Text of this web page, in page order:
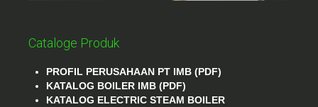
Cataloge Produk
PROFIL PERUSAHAAN PT IMB (PDF)
KATALOG BOILER IMB (PDF)
KATALOG ELECTRIC STEAM BOILER